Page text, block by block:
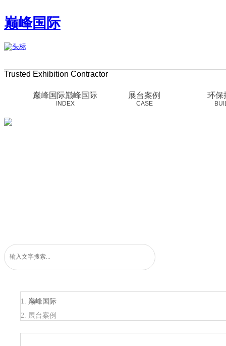
巅峰国际
Trusted Exhibition Contractor
巅峰国际官网-追求健康,你我一起成长
巅峰国际巅峰国际
INDEX
展台案例
CASE
环保
巅峰国际
展台案例